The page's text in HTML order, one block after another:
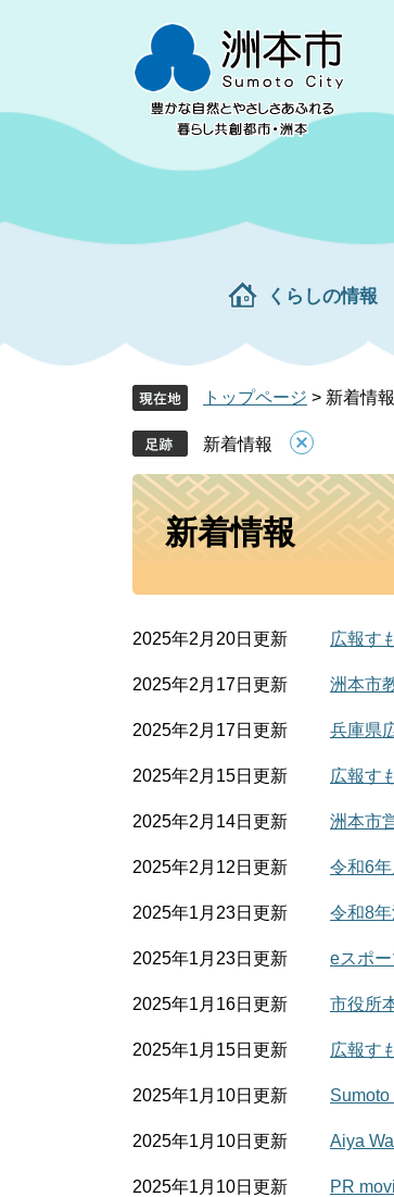
先
を
て
くらしの情報
トップページ > 新着情報
新着情報
本
新着情報
2025年2月20日更新 広報す
2025年2月17日更新 洲本市
2025年2月17日更新 兵庫県
2025年2月15日更新 広報す
2025年2月14日更新 洲本市
2025年2月12日更新 令和6
2025年1月23日更新 令和8
2025年1月23日更新 eスポ
2025年1月16日更新 市役所
2025年1月15日更新 広報す
2025年1月10日更新
2025年1月10日更新 Aiya
2025年1月10日更新 PR